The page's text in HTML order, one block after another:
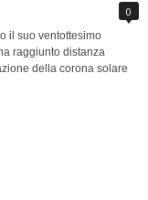
0
il suo ventottesimo
raggiunto distanza
della corona solare